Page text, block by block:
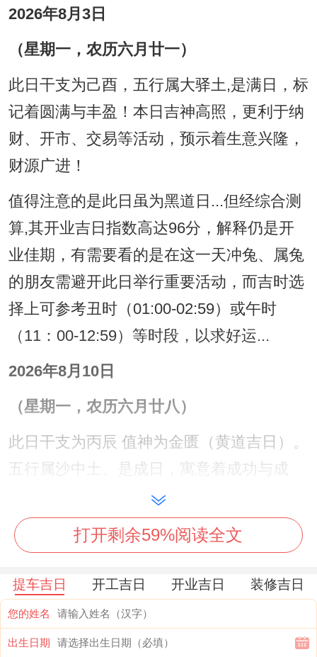
2026年8月3日
（星期一，农历六月廿一）
此日干支为己酉，五行属大驿土,是满日，标
记着圆满与丰盈！本日吉神高照，更利于纳
财、开市、交易等活动，预示着生意兴隆，
财源广进！
值得注意的是此日虽为黑道日...但经综合测
算,其开业吉日指数高达96分，解释仍是开
业佳期，有需要看的是在这一天冲兔、属兔
的朋友需避开此日举行重要活动，而吉时选
择上可参考丑时（01:00-02:59）或午时
（11：00-12:59）等时段，以求好运...
2026年8月10日
（星期一，农历六月廿八）
此日干支为丙辰 值神为金匮（黄道吉日）。
五行属沙中土、是成日，寓意着成功与成
就！金匮乃财帛之星.此日开业尤利签约、交
易、求财，代表着宝库大开;财富易聚。
为说实在的 开业吉日指数高达98分。是本
月非常理想的选择！本日冲狗，生肖属狗者
不宜在此日举办开业典礼，吉时在领域 ；选
择辰时（07：00-08:59）或午时（11:00-
打开剩余59%阅读全文
提车吉日 开工吉日 开业吉日 装修吉日
您的姓名
出生日期